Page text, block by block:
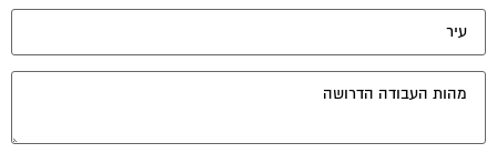
נוספים:
לעמי תגובה
פורום משכנתא - ייעוץ ומיחזור